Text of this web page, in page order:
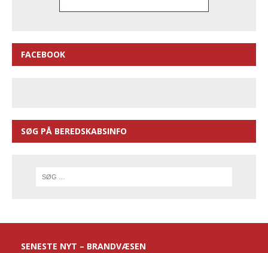
FACEBOOK
SØG PÅ BEREDSKABSINFO
SENESTE NYT – BRANDVÆSEN